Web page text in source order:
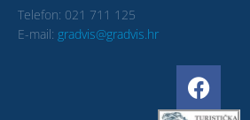
Telefon: 021 711 125
E-mail: gradvis@gradvis.hr
F
a